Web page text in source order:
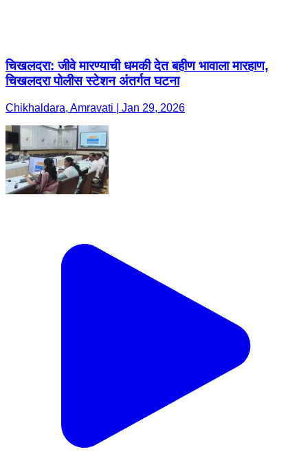
चिखलदरा: जीवे मारण्याची धमकी देत बहीण भावाला मारहाण,
चिखलदरा पोलीस स्टेशन अंतर्गत घटना
Chikhaldara, Amravati | Jan 29, 2026